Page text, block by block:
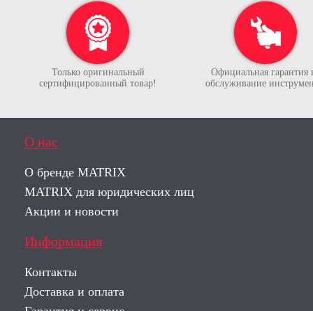
Только оригинальный
сертифицированный товар!
Официальная гарантия
обслуживание
О нас
О бренде MATRIX
MATRIX для юридических лиц
Акции и новости
Информация
Контакты
Доставка и оплата